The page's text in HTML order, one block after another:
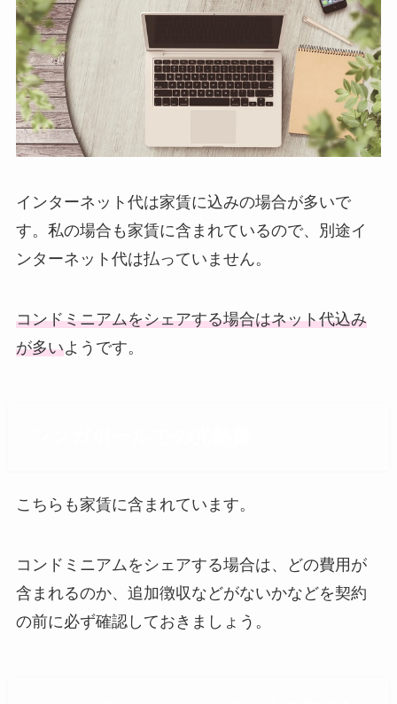
インターネット代は家賃に込みの場合が多いで
す。私の場合も家賃に含まれているので、別途イ
ンターネット代は払っていません。
コンドミニアムをシェアする場合はネット代込み
が多いようです。
こちらも家賃に含まれています。
コンドミニアムをシェアする場合は、どの費用が
含まれるのか、追加徴収などがないかなどを契約
の前に必ず確認しておきましょう。